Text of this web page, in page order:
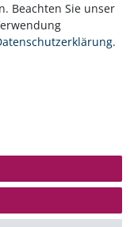
Beachten Sie unser
.